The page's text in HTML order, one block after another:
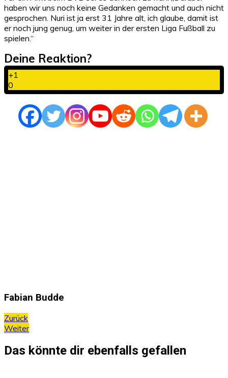
haben wir uns noch keine Gedanken gemacht und auch nicht
gesprochen. Nuri ist ja erst 31 Jahre alt, ich glaube, damit ist
er noch jung genug, um weiter in der ersten Liga Fußball zu
spielen.“
Deine Reaktion?
+1
0
Fabian Budde
Beitragsnavigation
Zurück
Weiter
Das könnte dir ebenfalls gefallen